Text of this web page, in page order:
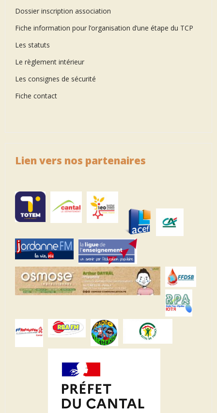
Dossier inscription association
Fiche information pour l’organisation d’une étape du TCP
Les statuts
Le règlement intérieur
Les consignes de sécurité
Fiche contact
Lien vers nos partenaires